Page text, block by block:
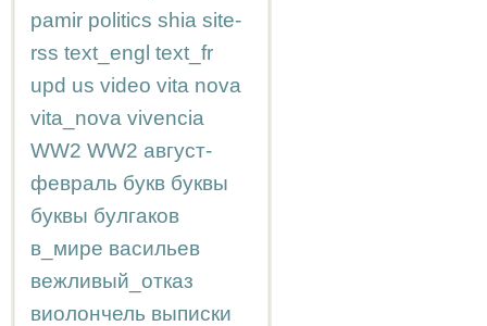
pamir politics shia site-
rss text_engl text_fr
upd us video vita nova
vita_nova vivencia
WW2 WW2 август-
февраль букв буквы
буквы булгаков
в_мире васильев
вежливый_отказ
виолончель выписки